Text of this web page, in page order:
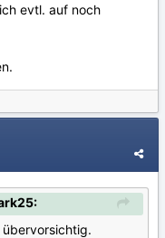
evtl. auf noch